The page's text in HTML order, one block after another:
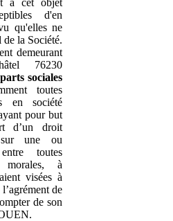
d'en
qu'elles ne
la Société.
demeurant
76230
sociales
toutes
en société
pour but
d’un droit
sur une ou
toutes
morales, à
visées à
de
de son